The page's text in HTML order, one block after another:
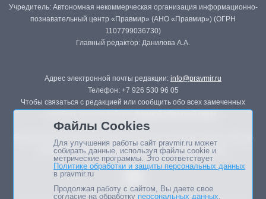
Учредитель: Автономная некоммерческая организация информационно-
познавательный центр «Правмир» (АНО «Правмир») (ОГРН
1107799036730)
Главный редактор: Данилова А.А.
Адрес электронной почты редакции: info@pravmir.ru
Телефон: +7 926 530 96 05
Чтобы связаться с редакцией или сообщить обо всех замеченных
Републикация материалов сайта в печатных изданиях (книгах, прессе)
возможна только с письменного разрешения редакции.
Файлы Cookies
Для улучшения работы сайт pravmir.ru может
собирать данные, используя файлы cookie и
метрические программы. Это соответствует
Политике обработки и защиты персональных данных
в pravmir.ru
Продолжая работу с сайтом, Вы даете свое
согласие на обработку персональных данных.